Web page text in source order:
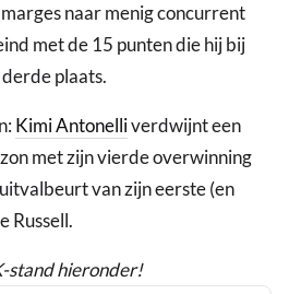
naar menig concurrent
met de 15 punten die hij bij
plaats.
Kimi Antonelliverdwijnt een
met zijn vierde overwinning
van zijn eerste (en
Russell.
stand hieronder!